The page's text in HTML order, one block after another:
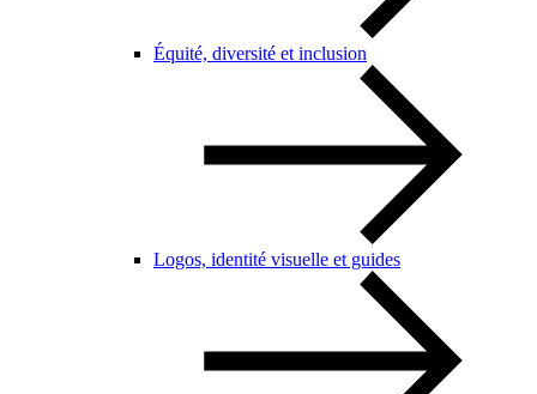
Équité, diversité et inclusion
Logos, identité visuelle et guides